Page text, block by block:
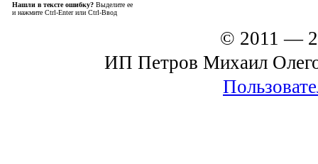
Нашли в тексте ошибку? Выделите ее
и нажмите Ctrl-Enter или Ctrl-Ввод
© 2011 —
ИП Петров Михаил